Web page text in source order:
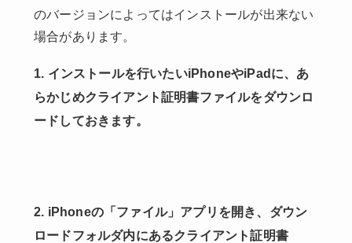
のバージョンによってはインストールが出来ない
場合があります。
1. インストールを行いたいiPhoneやiPadに、あ
らかじめクライアント証明書ファイルをダウンロ
ードしておきます。
2. iPhoneの「ファイル」アプリを開き、ダウン
ロードフォルダ内にあるクライアント証明書